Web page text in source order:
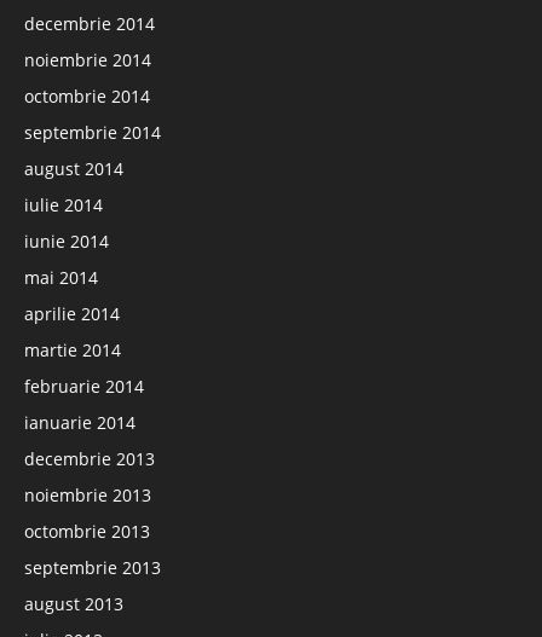
decembrie 2014
noiembrie 2014
octombrie 2014
septembrie 2014
august 2014
iulie 2014
iunie 2014
mai 2014
aprilie 2014
martie 2014
februarie 2014
ianuarie 2014
decembrie 2013
noiembrie 2013
octombrie 2013
septembrie 2013
august 2013